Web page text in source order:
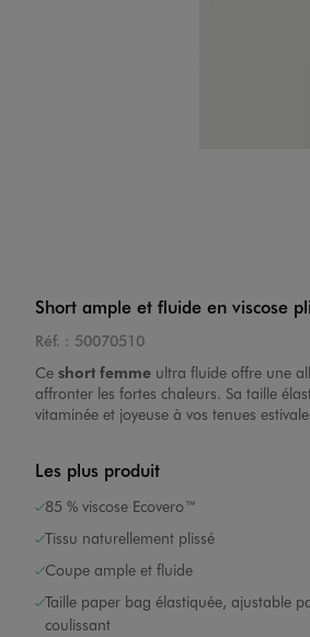
Short ample et fluide en viscose
Réf. : 50070510
Ce short femme ultra fluide offre une
affronter les fortes chaleurs. Sa taille
vitaminée et joyeuse à vos tenues
Les plus produit
85 % viscose Ecovero™
Tissu naturellement plissé
Coupe ample et fluide
Taille paper bag élastiquée, ajustable
coulissant